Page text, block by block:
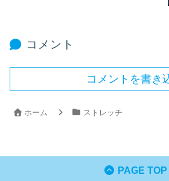
コメント
コメントを書き
ホーム ストレッチ
PAGE TOP